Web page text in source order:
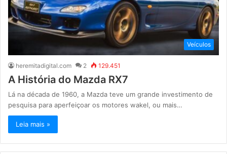
Veículos
heremitadigital.com 2 129.451
A História do Mazda RX7
Lá na década de 1960, a Mazda teve um grande investimento de
pesquisa para aperfeiçoar os motores wakel, ou mais…
Leia mais »